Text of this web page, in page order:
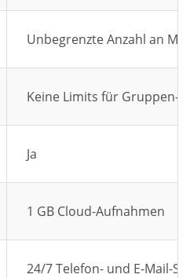
Unbegrenzte Anzahl an
Keine Limits für Gruppen-
Ja
1 GB Cloud-Aufnahmen
24/7 Telefon- und E-Mail-